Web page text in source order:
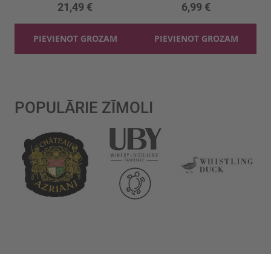
21,49 €
PIEVIENOT GROZAM
6,99 €
PIEVIENOT GROZAM
POPULĀRIE ZĪMOLI